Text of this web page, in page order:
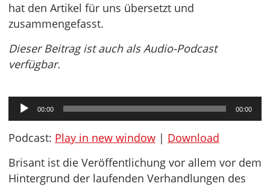
hat den Artikel für uns übersetzt und
zusammengefasst.
Dieser Beitrag ist auch als Audio-Podcast
verfügbar.
Audio-
Player
00:00 00:00
Podcast: Play in new window | Download
Brisant ist die Veröffentlichung vor allem vor dem
Hintergrund der laufenden Verhandlungen des